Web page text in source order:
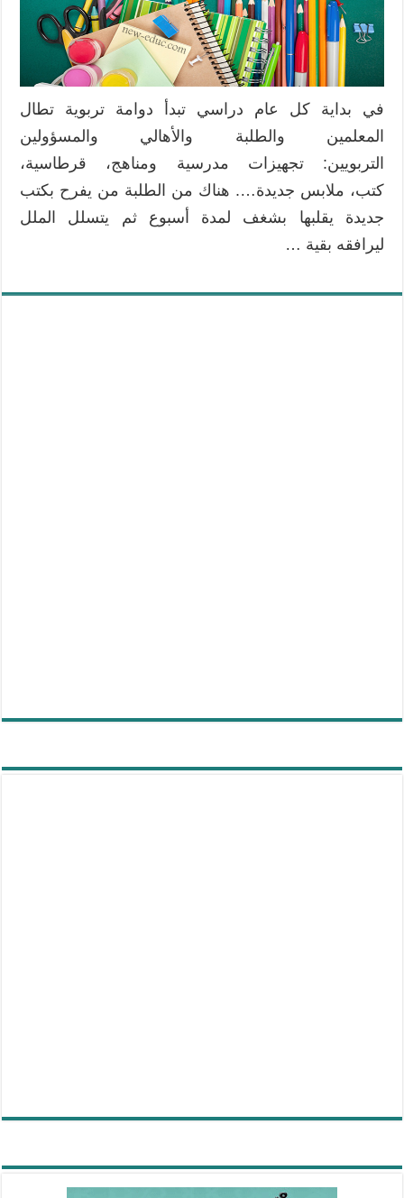
في بداية كل عام دراسي تبدأ دوامة تربوية تطال
المعلمين والطلبة والأهالي والمسؤولين
التربويين: تجهيزات مدرسية ومناهج، قرطاسية،
كتب، ملابس جديدة…. هناك من الطلبة من يفرح بكتب
جديدة يقلبها بشغف لمدة أسبوع ثم يتسلل الملل
ليرافقه بقية …